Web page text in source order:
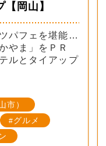
【岡山】
パフェを堪能…
かやま」をＰＲ
ルとタイアップ
市）
グルメ